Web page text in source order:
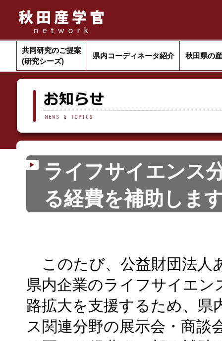
共同研究のご提案
(研究シーズ)
県内コーディネータ紹介 秋田県の
ライフサイエンス
る経費を補助しま
このたび、公益財団法人
県内企業のライフサイエン
路拡大を支援するため、
ス関連分野の展示会・商談